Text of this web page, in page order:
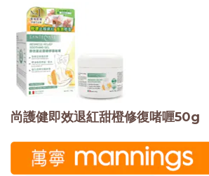
尚護健即效退紅甜橙修復啫喱50g